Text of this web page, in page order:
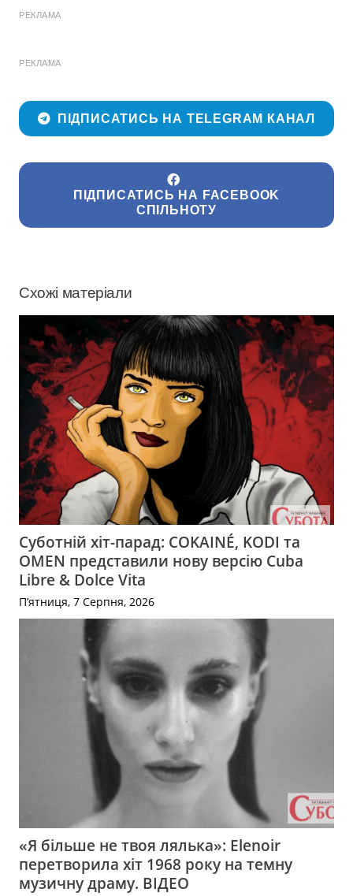
РЕКЛАМА
РЕКЛАМА
ПІДПИСАТИСЬ НА TELEGRAM КАНАЛ
ПІДПИСАТИСЬ НА FACEBOOK
СПІЛЬНОТУ
Схожі матеріали
Суботній хіт-парад: COKAINÉ, KODI та
OMEN представили нову версію Cuba
Libre & Dolce Vita
П’ятниця, 7 Серпня, 2026
«Я більше не твоя лялька»: Elenoir
перетворила хіт 1968 року на темну
музичну драму. ВІДЕО